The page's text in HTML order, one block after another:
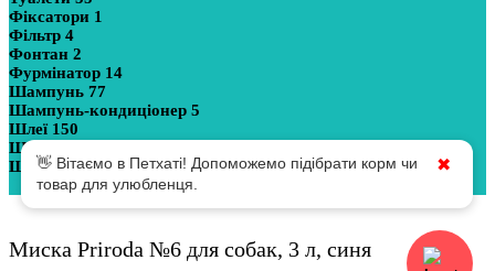
Фіксатори 1
Фільтр 4
Фонтан 2
Фурмінатор 14
Шампунь 77
Шампунь-кондиціонер 5
Шлеї 150
Шлейки з повідцем
Щітка25
Показати більше
Миска Priroda №6 для собак, 3 л, синя
👋 Вітаємо в Петхаті! Допоможемо підібрати корм чи
товар для улюбленця.
✖